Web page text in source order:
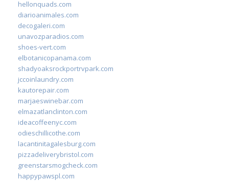
hellonquads.com
diarioanimales.com
decogaleri.com
unavozparadios.com
shoes-vert.com
elbotanicopanama.com
shadyoaksrockportrvpark.com
jccoinlaundry.com
kautorepair.com
marjaeswinebar.com
elmazatlanclinton.com
ideacoffeenyc.com
odieschillicothe.com
lacantinitagalesburg.com
pizzadeliverybristol.com
greenstarsmogcheck.com
happypawspl.com